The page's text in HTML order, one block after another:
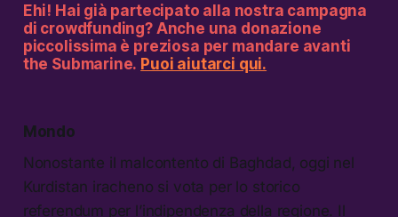
Ehi! Hai già partecipato alla nostra campagna
di crowdfunding? Anche una donazione
piccolissima è preziosa per mandare avanti
the Submarine. Puoi aiutarci qui.
Mondo
Nonostante il malcontento di Baghdad, oggi nel
Kurdistan iracheno si vota per lo storico
referendum per l’indipendenza della regione. Il